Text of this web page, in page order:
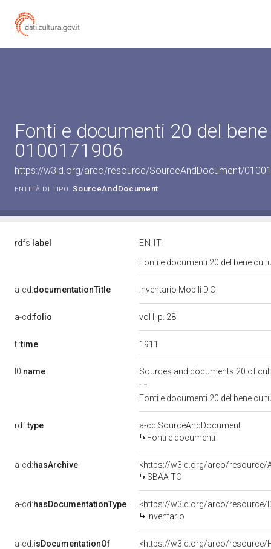
Fonti e documenti 20 del
0100171906
https://w3id.org/arco/resource/SourceAndDocument/
ENTITÀ DI TIPO: SourceAndDocument
rdfs: label EN
IT
Fonti e documenti 20 del bene
a-cd:documentationTitle Inventario Mobili D.C
a-cd:folio vol I, p. 28
ti:time 1911
l0:name Sources and documents 20 of
Fonti e documenti 20 del bene
rdf:type
a-cd:SourceAndDocument
Fonti e documenti
a-cd:hasArchive
<https://w3id.org/arco/resource/
SBAA TO
a-cd:hasDocumentationType
<https://w3id.org/arco/resource/
inventario
a-cd:isDocumentationOf
<https://w3id.org/arco/resource/